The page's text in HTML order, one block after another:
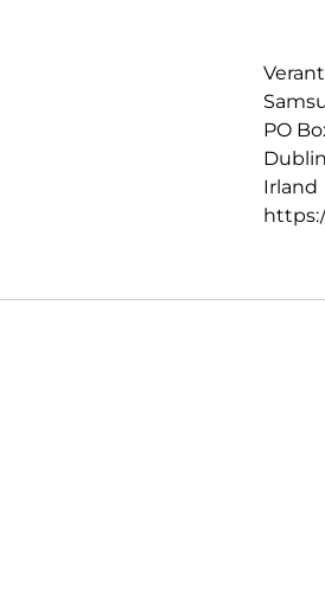
Tablet
PO
Dublin
Irland